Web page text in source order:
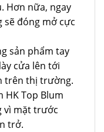
Hơn nữa, ngay
sẽ đóng mở cực
sản phẩm tay
cửa lên tới
trên thị trường.
HK Top Blum
vì mặt trước
trở.